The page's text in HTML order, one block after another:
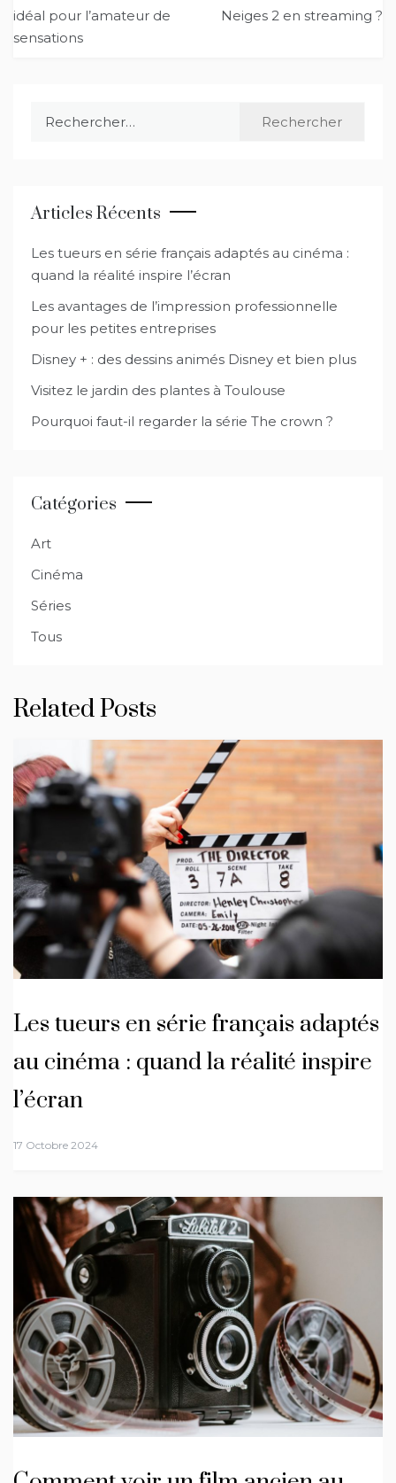
de
l’article
idéal pour l’amateur de
sensations
Neiges 2 en streaming ?
Articles Récents
Les tueurs en série français adaptés au cinéma :
quand la réalité inspire l’écran
Les avantages de l’impression professionnelle
pour les petites entreprises
Disney + : des dessins animés Disney et bien plus
Visitez le jardin des plantes à Toulouse
Pourquoi faut-il regarder la série The crown ?
Catégories
Art
Cinéma
Séries
Tous
Related Posts
Les tueurs en série français adaptés
au cinéma : quand la réalité inspire
l’écran
17 Octobre 2024